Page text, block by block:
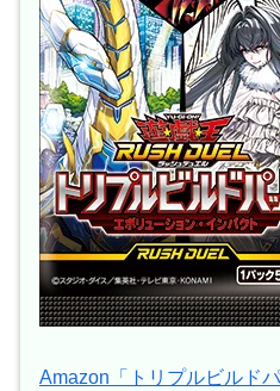
Amazon「トリプルビルド